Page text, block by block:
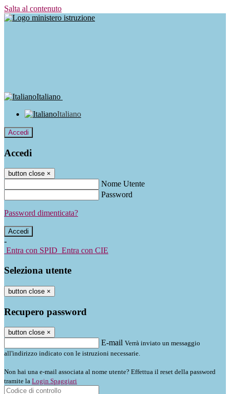
Salta al contenuto
Italiano
Italiano
Accedi
Accedi
button close ×
Nome Utente
Password
Password dimenticata?
-
Entra con SPID Entra con CIE
Seleziona utente
button close ×
Recupero password
button close ×
E-mail Verrà inviato un messaggio
all'indirizzo indicato con le istruzioni necessarie.
Non hai una e-mail associata al nome utente? Effettua il reset della password
tramite la Login Spaggiari